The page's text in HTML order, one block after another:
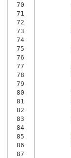
70
71
72
73
74
75
76
77
78
79
80
81
82
83
84
85
86
87